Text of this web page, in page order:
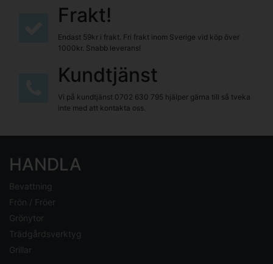
Frakt!
Endast 59kr i frakt. Fri frakt inom Sverige vid köp över
1000kr. Snabb leverans!
Kundtjänst
Vi på kundtjänst 0702 630 795 hjälper gärna till så tveka
inte med att kontakta oss.
HANDLA
Bevattning
Frön / Fröer
Grönytor
Trädgårdsverktyg
Grillar